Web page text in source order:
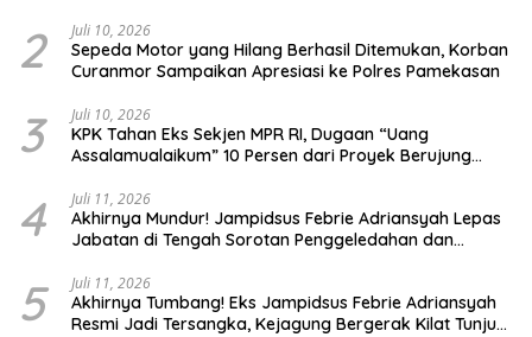
2 Juli 10, 2026
Sepeda Motor yang Hilang Berhasil Ditemukan, Korban
Curanmor Sampaikan Apresiasi ke Polres Pamekasan
3 Juli 10, 2026
KPK Tahan Eks Sekjen MPR RI, Dugaan “Uang
Assalamualaikum” 10 Persen dari Proyek Berujung
4 Juli 11, 2026
Akhirnya Mundur! Jampidsus Febrie Adriansyah Lepas
Jabatan di Tengah Sorotan Penggeledahan dan
5 Juli 11, 2026
Akhirnya Tumbang! Eks Jampidsus Febrie Adriansyah
Resmi Jadi Tersangka, Kejagung Bergerak Kilat Tunjuk